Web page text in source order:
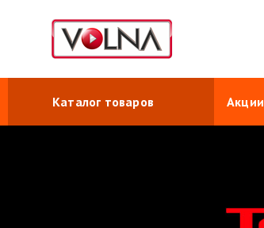
Каталог товаров Акции